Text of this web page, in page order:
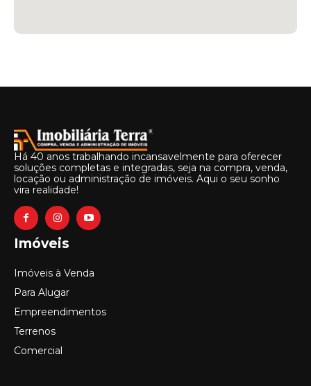
Há 40 anos trabalhando incansavelmente para oferecer
soluções completas e integradas, seja na compra, venda,
locação ou administração de imóveis. Aqui o seu sonho
vira realidade!
Imóveis
Imóveis à Venda
Para Alugar
Empreendimentos
Terrenos
Comercial